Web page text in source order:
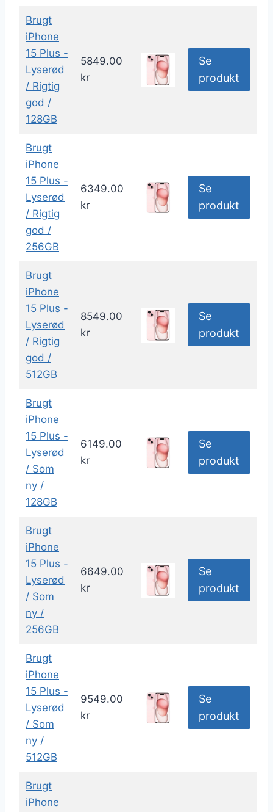
Brugt
iPhone
15 Plus -
Lyserød
/ Rigtig
god /
128GB
5849.00
kr
Se
produkt
Brugt
iPhone
15 Plus -
Lyserød
/ Rigtig
god /
256GB
6349.00
kr
Se
produkt
Brugt
iPhone
15 Plus -
Lyserød
/ Rigtig
god /
512GB
8549.00
kr
Se
produkt
Brugt
iPhone
15 Plus -
Lyserød
/ Som
ny /
128GB
6149.00
kr
Se
produkt
Brugt
iPhone
15 Plus -
Lyserød
/ Som
ny /
256GB
6649.00
kr
Se
produkt
Brugt
iPhone
15 Plus -
Lyserød
/ Som
ny /
512GB
9549.00
kr
Se
produkt
Brugt
iPhone